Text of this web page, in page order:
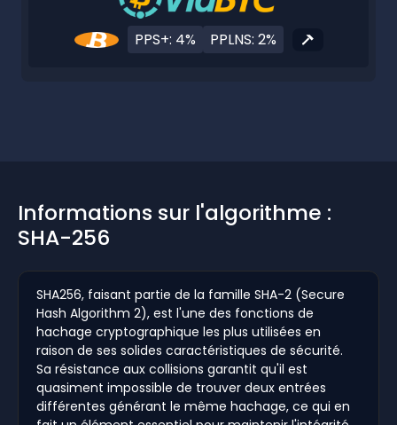
PPS+: 4% PPLNS: 2%
Informations sur l'algorithme :
SHA-256
SHA256, faisant partie de la famille SHA-2 (Secure
Hash Algorithm 2), est l'une des fonctions de
hachage cryptographique les plus utilisées en
raison de ses solides caractéristiques de sécurité.
Sa résistance aux collisions garantit qu'il est
quasiment impossible de trouver deux entrées
différentes générant le même hachage, ce qui en